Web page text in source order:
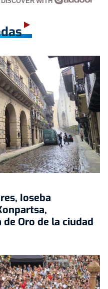
Ioseba
Oro de la ciudad